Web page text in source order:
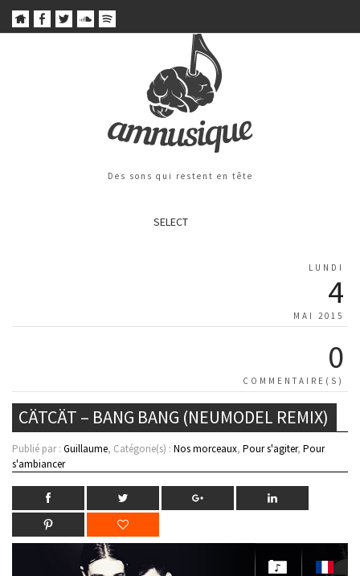
Des sons qui restent en tête
SELECT
LUNDI
4
MAI 2015
0
COMMENTAIRE(S)
CÄTCÄT – BANG BANG (NEUMODEL REMIX)
Publié par : Guillaume, Catégorie(s) : Nos morceaux, Pour s'agiter, Pour
s'ambiancer